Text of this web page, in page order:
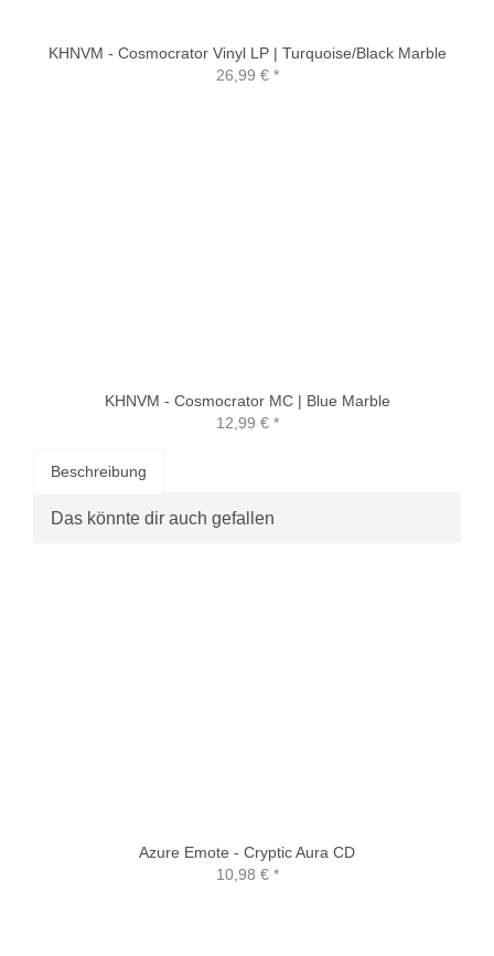
KHNVM - Cosmocrator Vinyl LP | Turquoise/Black Marble
26,99 €*
KHNVM - Cosmocrator MC | Blue Marble
12,99 €*
Beschreibung
Das könnte dir auch gefallen
Azure Emote - Cryptic Aura CD
10,98 €*